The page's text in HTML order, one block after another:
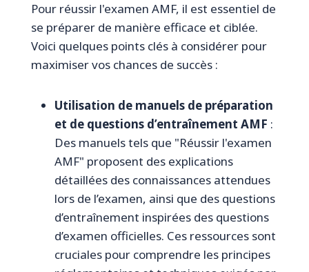
Pour réussir l'examen AMF, il est essentiel de
se préparer de manière efficace et ciblée.
Voici quelques points clés à considérer pour
maximiser vos chances de succès :
Utilisation de manuels de préparation
et de questions d’entraînement AMF :
Des manuels tels que "Réussir l'examen
AMF" proposent des explications
détaillées des connaissances attendues
lors de l’examen, ainsi que des questions
d’entraînement inspirées des questions
d’examen officielles. Ces ressources sont
cruciales pour comprendre les principes